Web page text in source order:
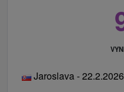
Jaroslava - 22.2.2026